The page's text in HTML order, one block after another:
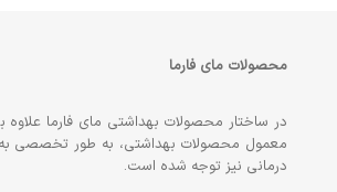
محصولات مای فارما
در ساختار محصولات بهداشتی مای فارما علاوه
معمول محصولات بهداشتی، به طور تخصصی
درمانی نیز توجه شده است.